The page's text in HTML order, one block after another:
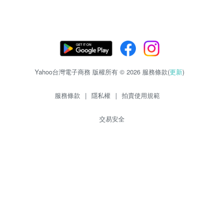
Yahoo台灣電子商務 版權所有 © 2026 服務條款(更新)
服務條款 | 隱私權 | 拍賣使用規範
交易安全